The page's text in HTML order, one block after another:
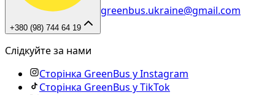
+380 (98) 744 64 19
greenbus.ukraine@gmail.com
Слідкуйте за нами
Сторінка GreenBus у Instagram
Сторінка GreenBus у TikTok